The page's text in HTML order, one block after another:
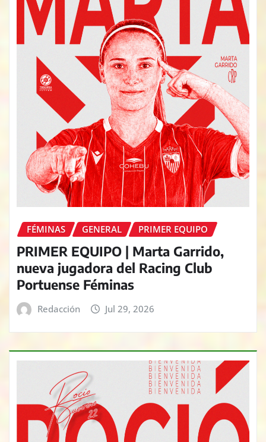
FÉMINAS GENERAL PRIMER EQUIPO
PRIMER EQUIPO | Marta Garrido,
nueva jugadora del Racing Club
Portuense Féminas
Redacción Jul 29, 2026